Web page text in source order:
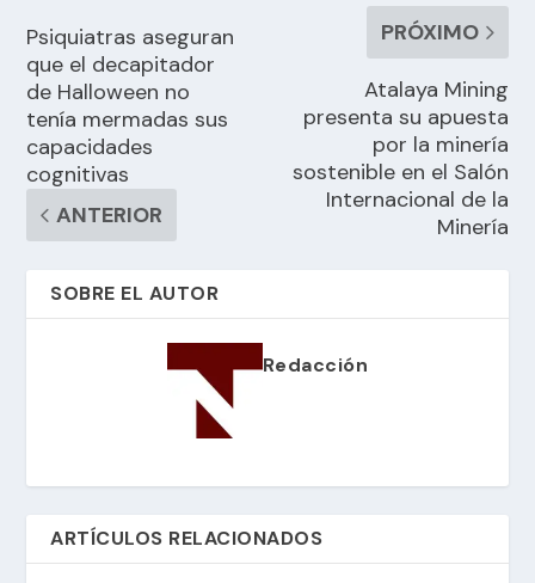
Psiquiatras aseguran
que el decapitador
de Halloween no
tenía mermadas sus
capacidades
cognitivas
ANTERIOR
PRÓXIMO
Atalaya Mining
presenta su apuesta
por la minería
sostenible en el Salón
Internacional de la
Minería
SOBRE EL AUTOR
Redacción
ARTÍCULOS RELACIONADOS